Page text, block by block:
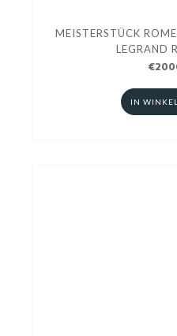
MEISTERSTÜCK
LEGRAND
IN